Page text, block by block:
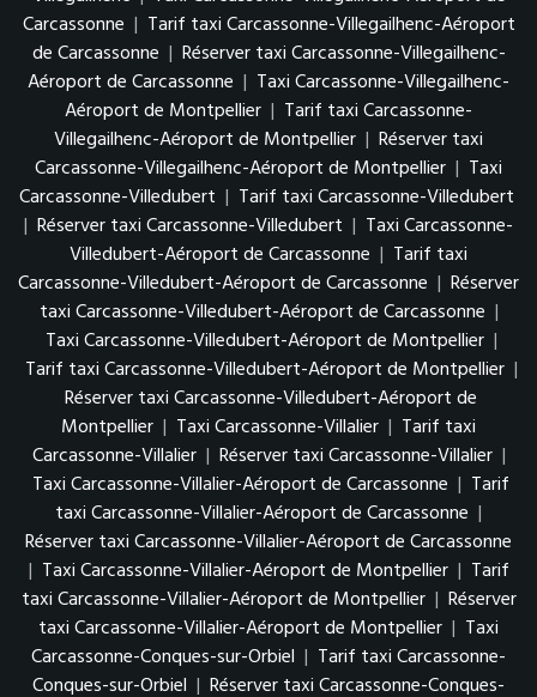
Carcassonne | Tarif taxi Carcassonne-Villegailhenc-Aéroport
de Carcassonne | Réserver taxi Carcassonne-Villegailhenc-
Aéroport de Carcassonne | Taxi Carcassonne-Villegailhenc-
Aéroport de Montpellier | Tarif taxi Carcassonne-
Villegailhenc-Aéroport de Montpellier | Réserver taxi
Carcassonne-Villegailhenc-Aéroport de Montpellier | Taxi
Carcassonne-Villedubert | Tarif taxi Carcassonne-Villedubert
| Réserver taxi Carcassonne-Villedubert | Taxi Carcassonne-
Villedubert-Aéroport de Carcassonne | Tarif taxi
Carcassonne-Villedubert-Aéroport de Carcassonne | Réserver
taxi Carcassonne-Villedubert-Aéroport de Carcassonne |
Taxi Carcassonne-Villedubert-Aéroport de Montpellier |
Tarif taxi Carcassonne-Villedubert-Aéroport de Montpellier |
Réserver taxi Carcassonne-Villedubert-Aéroport de
Montpellier | Taxi Carcassonne-Villalier | Tarif taxi
Carcassonne-Villalier | Réserver taxi Carcassonne-Villalier |
Taxi Carcassonne-Villalier-Aéroport de Carcassonne | Tarif
taxi Carcassonne-Villalier-Aéroport de Carcassonne |
Réserver taxi Carcassonne-Villalier-Aéroport de Carcassonne
| Taxi Carcassonne-Villalier-Aéroport de Montpellier | Tarif
taxi Carcassonne-Villalier-Aéroport de Montpellier | Réserver
taxi Carcassonne-Villalier-Aéroport de Montpellier | Taxi
Carcassonne-Conques-sur-Orbiel | Tarif taxi Carcassonne-
Conques-sur-Orbiel | Réserver taxi Carcassonne-Conques-